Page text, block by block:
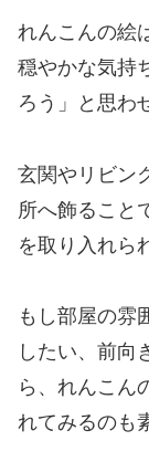
れんこんの絵
穏やかな気持
ろう」と思わ
玄関やリビン
所へ飾ること
を取り入れら
もし部屋の雰
したい、前向
ら、れんこん
れてみるのも